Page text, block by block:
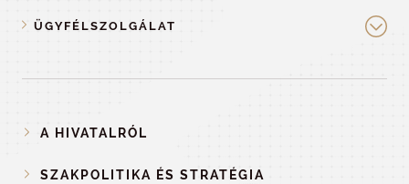
ÜGYFÉLSZOLGÁLAT
A HIVATALRÓL
SZAKPOLITIKA ÉS STRATÉGIA